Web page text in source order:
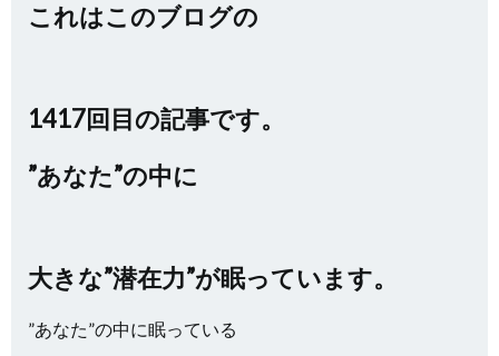
これはこのブログの
1417回目の記事です。
”あなた”の中に
大きな”潜在力”が眠っています。
”あなた”の中に眠っている